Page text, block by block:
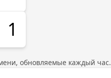
обновляемые каждый час.